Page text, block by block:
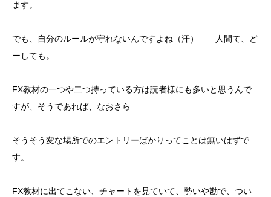
ます。
でも、自分のルールが守れないんですよね（汗） 人間て、ど
ーしても。
FX教材の一つや二つ持っている方は読者様にも多いと思うんで
すが、そうであれば、なおさら
そうそう変な場所でのエントリーばかりってことは無いはずで
す。
FX教材に出てこない、チャートを見ていて、勢いや勘で、つい